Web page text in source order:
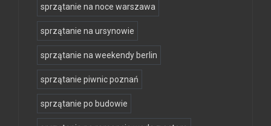
sprzątanie na noce warszawa
sprzątanie na ursynowie
sprzątanie na weekendy berlin
sprzątanie piwnic poznań
sprzątanie po budowie